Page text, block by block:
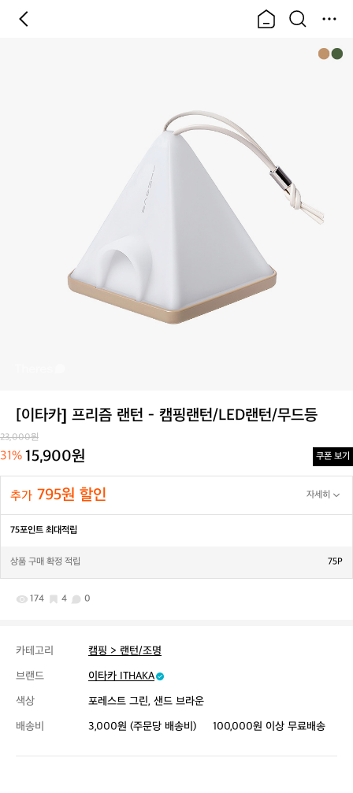
[이타카] 프리즘 랜턴 - 캠핑랜턴/LED랜턴/무드등
23,000원
31% 15,900원 쿠폰 보기
추가 795원 할인 자세히
75포인트 최대적립
상품 구매 확정 적립 75P
174 4 0
카테고리
캠핑 > 랜턴/조명
브랜드
이타카 ITHAKA
색상
포레스트 그린, 샌드 브라운
배송비
3,000원 (주문당 배송비) 100,000원 이상 무료배송